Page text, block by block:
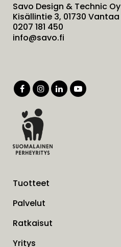
Savo Design & Technic Oy
Kisällintie 3, 01730 Vantaa
0207 181 450
info@savo.fi
Tuotteet
Palvelut
Ratkaisut
Yritys